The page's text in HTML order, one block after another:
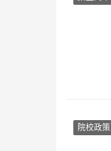
院校政策